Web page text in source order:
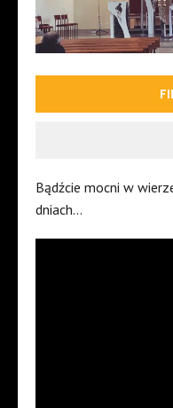
Bądźcie mocni w
dniach…